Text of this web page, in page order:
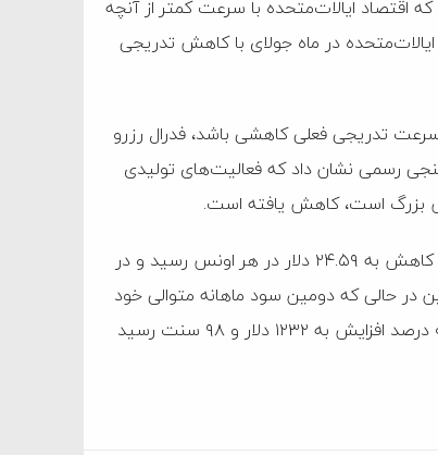
اقتصاد ایالات‌متحده با سرعت کمتر از آنچه
در ماه جولای با کاهش تدریجی
تدریجی فعلی کاهشی باشد، فدرال رزرو
رسمی نشان داد که فعالیت‌های تولیدی
بزرگ است، کاهش یافته است.
طبق گزارش رویترز، در بازار سایر فلزات ارزشمند، بهای نقره با ۰.۳ درصد کاهش به ۲۴.۵۹ دلار در هر اونس رسید و در
در حالی که دومین سود ماهانه متوالی خود
را در پیش می‌گیرد، در ۹۷۴ دلار و ۱۳ سنت ثابت ماند و پالادیوم با ۰.۹ درصد افزایش به ۱۲۳۲ دلار و ۹۸ سنت رسید